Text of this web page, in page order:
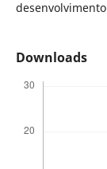
Downloads